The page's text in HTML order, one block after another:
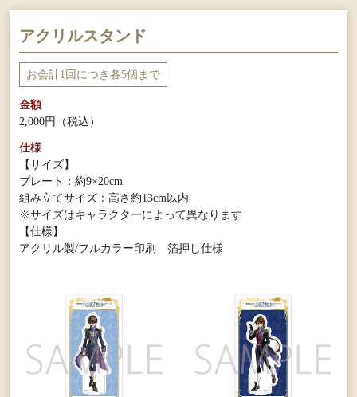
アクリルスタンド
お会計1回につき各5個まで
金額
2,000円
（税込）
仕様
【サイズ】
プレート：約9×20cm
組み立てサイズ：高さ約13cm以内
※サイズはキャラクターによって異なります
【仕様】
アクリル製/フルカラー印刷 箔押し仕様